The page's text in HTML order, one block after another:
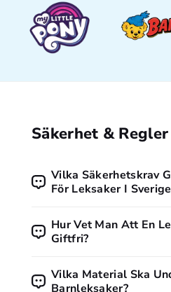
Säkerhet & Regler
Vilka Säkerhetskrav
För Leksaker I
Alla leksaker som säljs i Sverige
leksaksdirektiv och vara CE-
Hur Vet Man Att En
Giftfri?
En giftfri leksak är oftast CE-
även att produkten är fri från
Vilka Material Ska
Barnleksaker?